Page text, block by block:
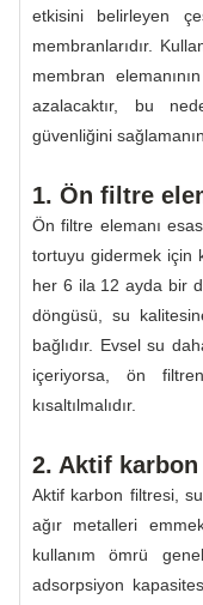
etkisini belirleyen
membranlarıdır.
membran
azalacaktır, bu
güvenliğini
1. Ön filtre
Ön filtre elemanı
tortuyu gidermek için
her 6 ila 12 ayda bir
döngüsü, su
bağlıdır. Evsel su
içeriyorsa, ön
kısaltılmalıdır.
2. Aktif
Aktif karbon filtresi,
ağır metalleri
kullanım ömrü
adsorpsiyon